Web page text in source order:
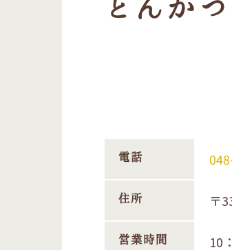
とんか
電話
住所 〒
営業時間 10